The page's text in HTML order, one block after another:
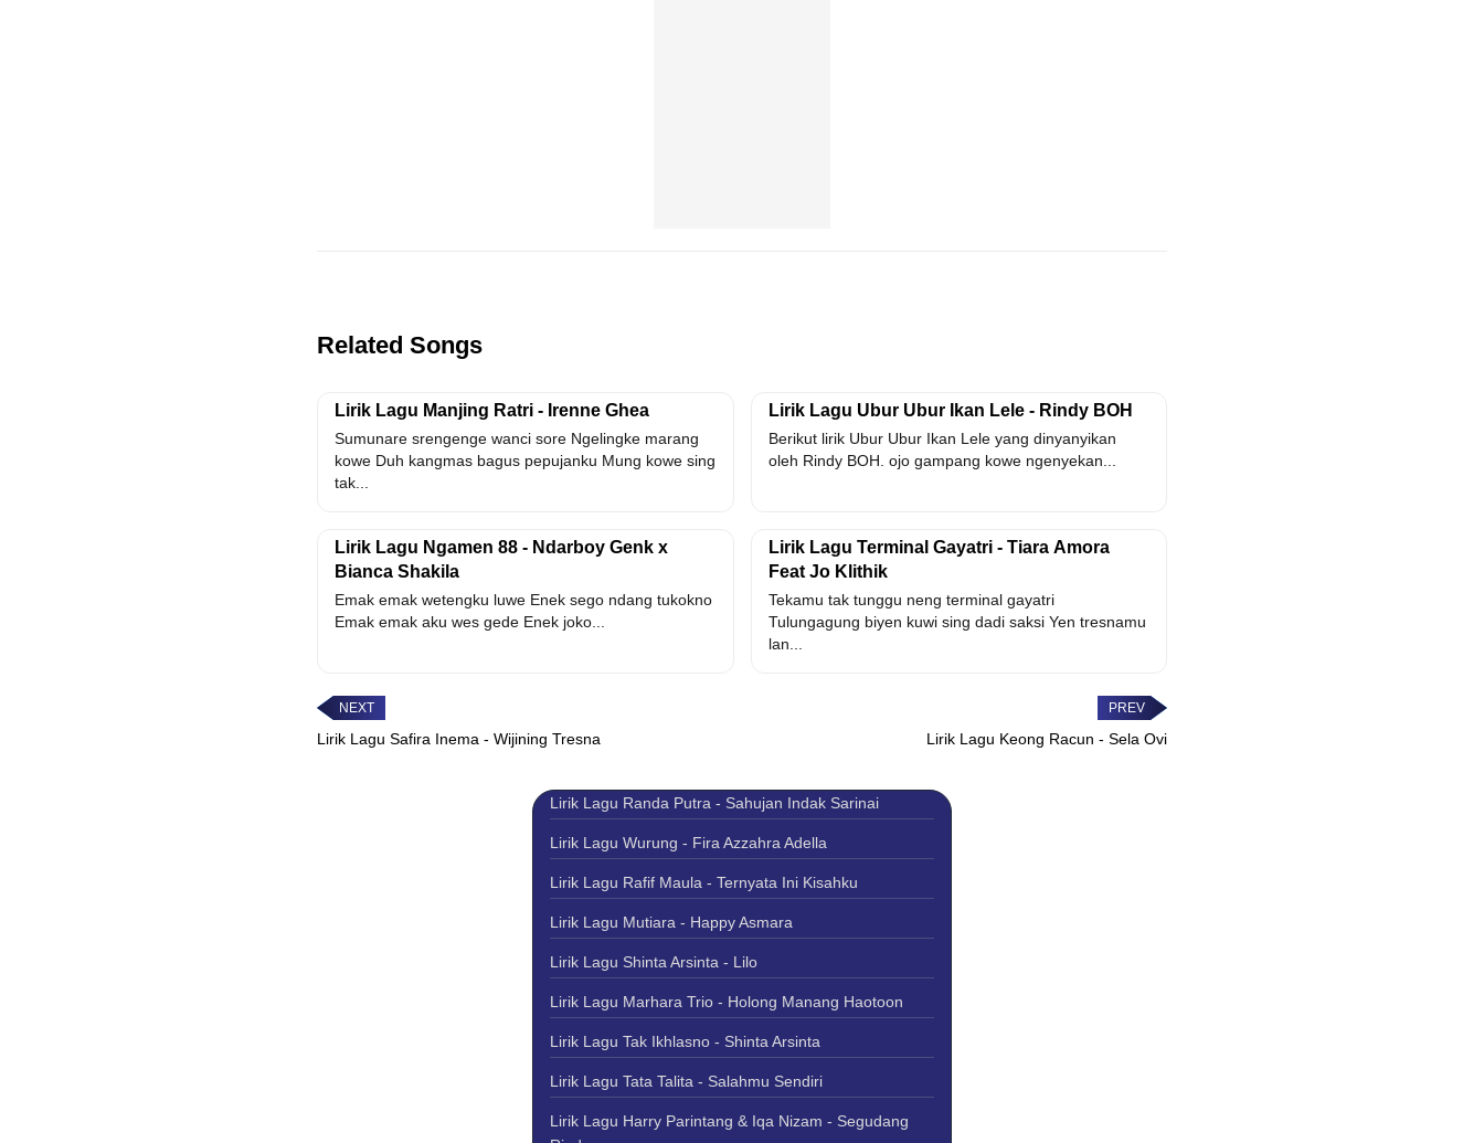
Related Songs
Lirik Lagu Manjing Ratri - Irenne Ghea
Sumunare srengenge wanci sore Ngelingke marang
kowe Duh kangmas bagus pepujanku Mung kowe sing
tak...
Lirik Lagu Ubur Ubur Ikan Lele - Rindy BOH
Berikut lirik Ubur Ubur Ikan Lele yang dinyanyikan
oleh Rindy BOH. ojo gampang kowe ngenyekan...
Lirik Lagu Ngamen 88 - Ndarboy Genk x
Bianca Shakila
Emak emak wetengku luwe Enek sego ndang tukokno
Emak emak aku wes gede Enek joko...
Lirik Lagu Terminal Gayatri - Tiara Amora
Feat Jo Klithik
Tekamu tak tunggu neng terminal gayatri
Tulungagung biyen kuwi sing dadi saksi Yen tresnamu
lan...
Lirik Lagu Safira Inema - Wijining Tresna Lirik Lagu Keong Racun - Sela Ovi
Lirik Lagu Randa Putra - Sahujan Indak Sarinai
Lirik Lagu Wurung - Fira Azzahra Adella
Lirik Lagu Rafif Maula - Ternyata Ini Kisahku
Lirik Lagu Mutiara - Happy Asmara
Lirik Lagu Shinta Arsinta - Lilo
Lirik Lagu Marhara Trio - Holong Manang Haotoon
Lirik Lagu Tak Ikhlasno - Shinta Arsinta
Lirik Lagu Tata Talita - Salahmu Sendiri
Lirik Lagu Harry Parintang & Iqa Nizam - Segudang